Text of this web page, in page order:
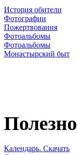
История обители
Фотографии
Пожертвования
Фотоальбомы
Фотоальбомы
Монастырский быт
Календарь. Скачать